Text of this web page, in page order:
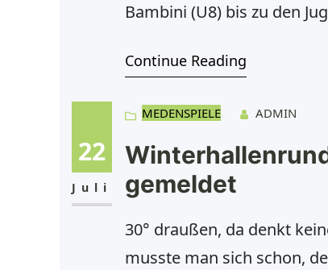
Bambini (U8) bis zu den
29.08.2015 ab 08.30 Uhr
Continue Reading
22
Juli
MEDENSPIELE ADMIN
gemeldet
30° draußen, da denkt
musste man sich schon,